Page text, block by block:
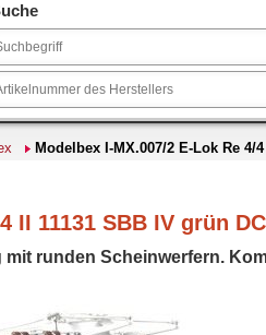
Modelbex I-MX.007/2 E-Lok Re 4/
II 11131 SBB IV grün
runden Scheinwerfern.